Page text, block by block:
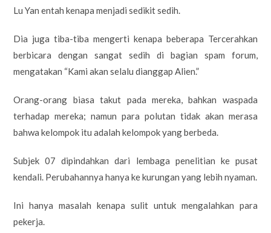
Lu Yan entah kenapa menjadi sedikit sedih.
Dia juga tiba-tiba mengerti kenapa beberapa Tercerahkan
berbicara dengan sangat sedih di bagian spam forum,
mengatakan “Kami akan selalu dianggap Alien.”
Orang-orang biasa takut pada mereka, bahkan waspada
terhadap mereka; namun para polutan tidak akan merasa
bahwa kelompok itu adalah kelompok yang berbeda.
Subjek 07 dipindahkan dari lembaga penelitian ke pusat
kendali. Perubahannya hanya ke kurungan yang lebih nyaman.
Ini hanya masalah kenapa sulit untuk mengalahkan para
pekerja.